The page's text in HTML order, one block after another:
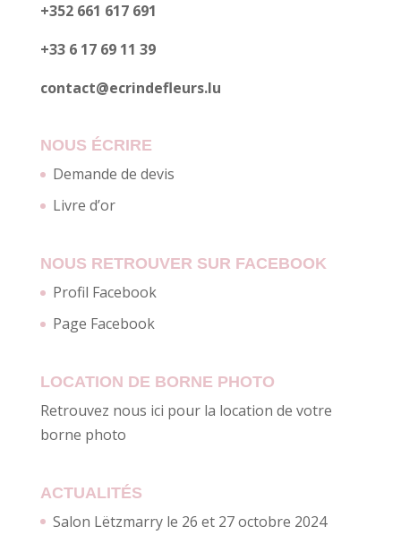
+352 661 617 691
+33 6 17 69 11 39
contact@ecrindefleurs.lu
NOUS ÉCRIRE
Demande de devis
Livre d’or
NOUS RETROUVER SUR FACEBOOK
Profil Facebook
Page Facebook
LOCATION DE BORNE PHOTO
Retrouvez nous ici pour la location de votre
borne photo
ACTUALITÉS
Salon Lëtzmarry le 26 et 27 octobre 2024